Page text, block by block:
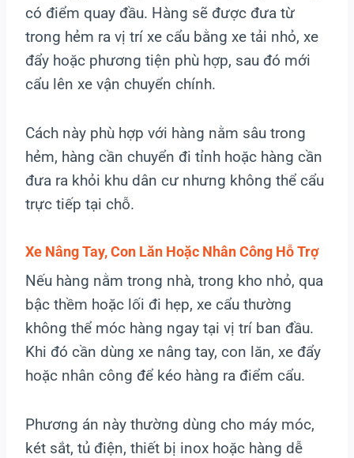
có điểm quay đầu. Hàng sẽ được đưa từ
trong hẻm ra vị trí xe cẩu bằng xe tải nhỏ, xe
đẩy hoặc phương tiện phù hợp, sau đó mới
cẩu lên xe vận chuyển chính.
Cách này phù hợp với hàng nằm sâu trong
hẻm, hàng cần chuyển đi tỉnh hoặc hàng cần
đưa ra khỏi khu dân cư nhưng không thể cẩu
trực tiếp tại chỗ.
Xe Nâng Tay, Con Lăn Hoặc Nhân Công Hỗ Trợ
Nếu hàng nằm trong nhà, trong kho nhỏ, qua
bậc thềm hoặc lối đi hẹp, xe cẩu thường
không thể móc hàng ngay tại vị trí ban đầu.
Khi đó cần dùng xe nâng tay, con lăn, xe đẩy
hoặc nhân công để kéo hàng ra điểm cẩu.
Phương án này thường dùng cho máy móc,
két sắt, tủ điện, thiết bị inox hoặc hàng dễ